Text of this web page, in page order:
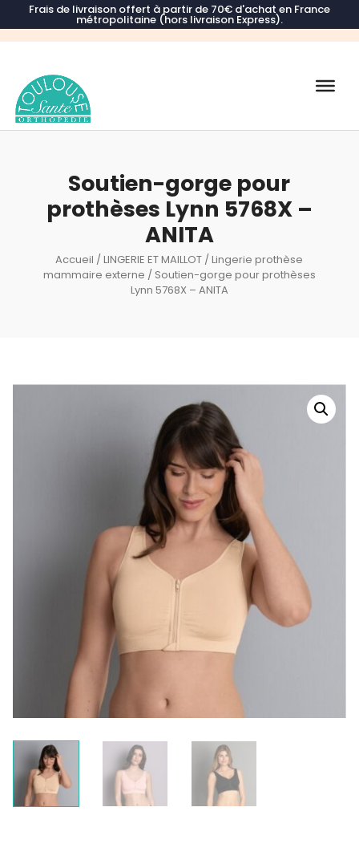
Frais de livraison offert à partir de 70€ d'achat en France
métropolitaine (hors livraison Express).
Recherche
Soutien-gorge pour
prothèses Lynn 5768X –
ANITA
Accueil /LINGERIE ET MAILLOT /Lingerie prothèse
mammaire externe / Soutien-gorge pour prothèses
Lynn 5768X – ANITA